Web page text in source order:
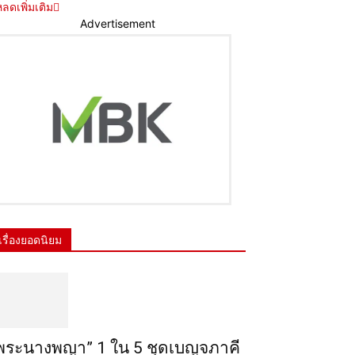
ดเพิ่มเติม
Advertisement
รื่องยอดนิยม
ระ​นาง​พญา” 1 ใน 5​ ชุดเบญจ​ภาคี​